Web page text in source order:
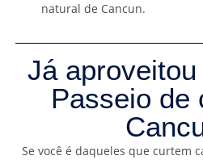
natural de Cancun.
Já
Passeio de
Se você é daqueles que curtem